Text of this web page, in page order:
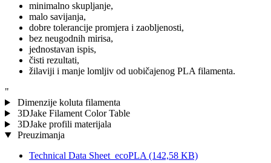
minimalno skupljanje,
malo savijanja,
dobre tolerancije promjera i zaobljenosti,
bez neugodnih mirisa,
jednostavan ispis,
čisti rezultati,
žilaviji i manje lomljiv od uobičajenog PLA filamenta.
"
Dimenzije koluta filamenta
3DJake Filament Color Table
3DJake profili materijala
Preuzimanja
Technical Data Sheet_ecoPLA (142,58 KB)